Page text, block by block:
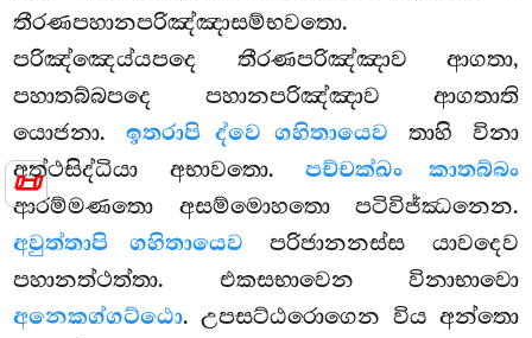
📜
තීරණපහානපරිඤ්ඤාසම්භවතො.
පරිඤ්ඤෙය්යපදෙ තීරණපරිඤ්ඤාව ආගතා,
පහාතබ්බපදෙ පහානපරිඤ්ඤාව ආගතාති
යොජනා. ඉතරාපි ද්වෙ ගහිතායෙව තාහි විනා
අත්ථසිද්ධියා අභාවතො.පච්චක්ඛං කාතබ්බං
ආරම්මණතො අසම්මොහතො පටිවිජ්ඣනෙන.
අවුත්තාපි ගහිතායෙව පරිජානනස්ස යාවදෙව
පහානත්ථත්තා. එකසභාවෙන විනාභාවො
අනෙකග්ගට්ඨො. උපසට්ඨරොගෙන විය අන්තො